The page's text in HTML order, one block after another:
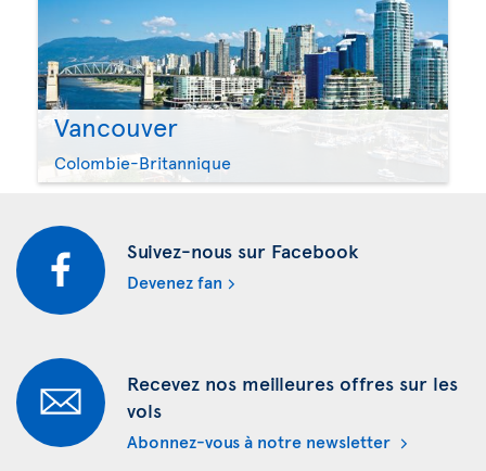
Vancouver
Colombie-Britannique
Suivez-nous sur Facebook
Devenez fan
Recevez nos meilleures offres sur les
vols
Abonnez-vous à notre newsletter